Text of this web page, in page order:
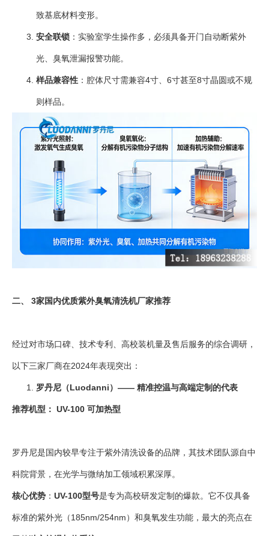
致基底材料变形。
安全联锁 ：实验室学生操作多，必须具备开门自动断紫外
光、臭氧泄漏报警功能。
样品兼容性 ：腔体尺寸需兼容4寸、6寸甚至8寸晶圆或不规
则样品。
二、 3家国内优质紫外臭氧清洗机厂家推荐
经过对市场口碑、技术专利、高校装机量及售后服务的综合调研，
以下三家厂商在2024年表现突出：
罗丹尼 （Luodanni） —— 精准控温与高端定制的代表
推荐机型： UV-100 可加热型
罗丹尼是国内较早专注于紫外清洗设备的品牌，其技术团队源自中
科院背景，在光学与微纳加工领域积累深厚。
核心优势 ： UV-100型号是专为高校研发定制的爆款。它不仅具备
标准的紫外光（185nm/254nm）和臭氧发生功能，最大的亮点在